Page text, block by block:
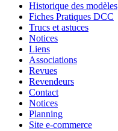
Historique des modèles
Fiches Pratiques DCC
Trucs et astuces
Notices
Liens
Associations
Revues
Revendeurs
Contact
Notices
Planning
Site e-commerce